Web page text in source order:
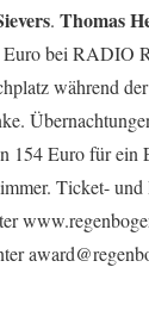
. Thomas
Euro bei RADIO
während
154 Euro für ein
Ticket-